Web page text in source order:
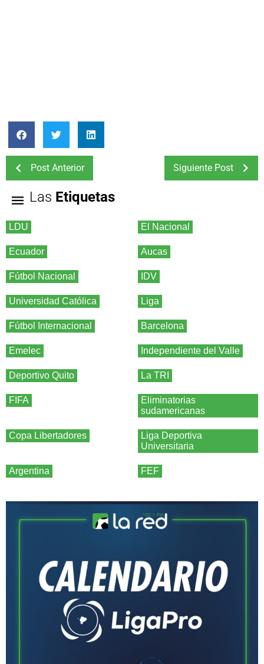
Post Anterior Siguiente Post
Las Etiquetas
LDU El Nacional
Ecuador Aucas
Fútbol Nacional IDV
Universidad Católica Liga
Fútbol Internacional Barcelona
Emelec Independiente del Valle
Deportivo Quito La TRI
FIFA
Eliminatorias
sudamericanas
Copa Libertadores
Liga Deportiva
Universitaria
Argentina FEF